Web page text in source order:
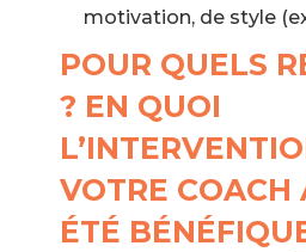
motivation, de style
POUR QUELS
? EN QUOI
VOTRE COACH
ÉTÉ